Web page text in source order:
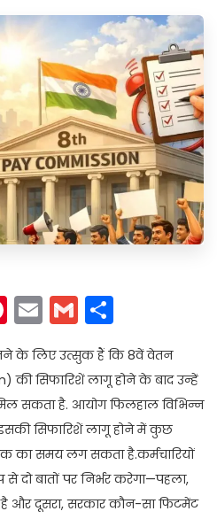
Pinterest
EmailGmail
के लिए उत्सुक हैं कि 8वें वेतन
की सिफारिशें लागू होने के बाद उन्हें
सकता है. आयोग फिलहाल विभिन्न
इसकी सिफारिशें लागू होने में कुछ
समय लग सकता है.कर्मचारियों
दो बातों पर निर्भर करेगा—पहला,
है और दूसरा, सरकार कौन-सा फिटमेंट